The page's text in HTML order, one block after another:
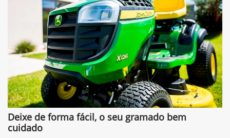
Deixe de forma fácil, o seu gramado bem
cuidado